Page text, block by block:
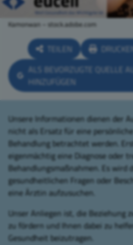
Kamonwan – stock.adobe.com
TEILEN
ALS BEVORZUGTE QUELLE
HINZUFÜGEN
Unsere Informationen dienen der
nicht als Ersatz für eine
Behandlung betrachtet werden.
eigenmächtig eine Diagnose oder
Behandlungsmaßnahmen. Es wird
gesundheitlichen Fragen oder
eine Ärztin aufzusuchen.
Unser Anliegen ist, die Beziehung
zu fördern und Ihnen dabei zu
Gesundheit beizutragen.